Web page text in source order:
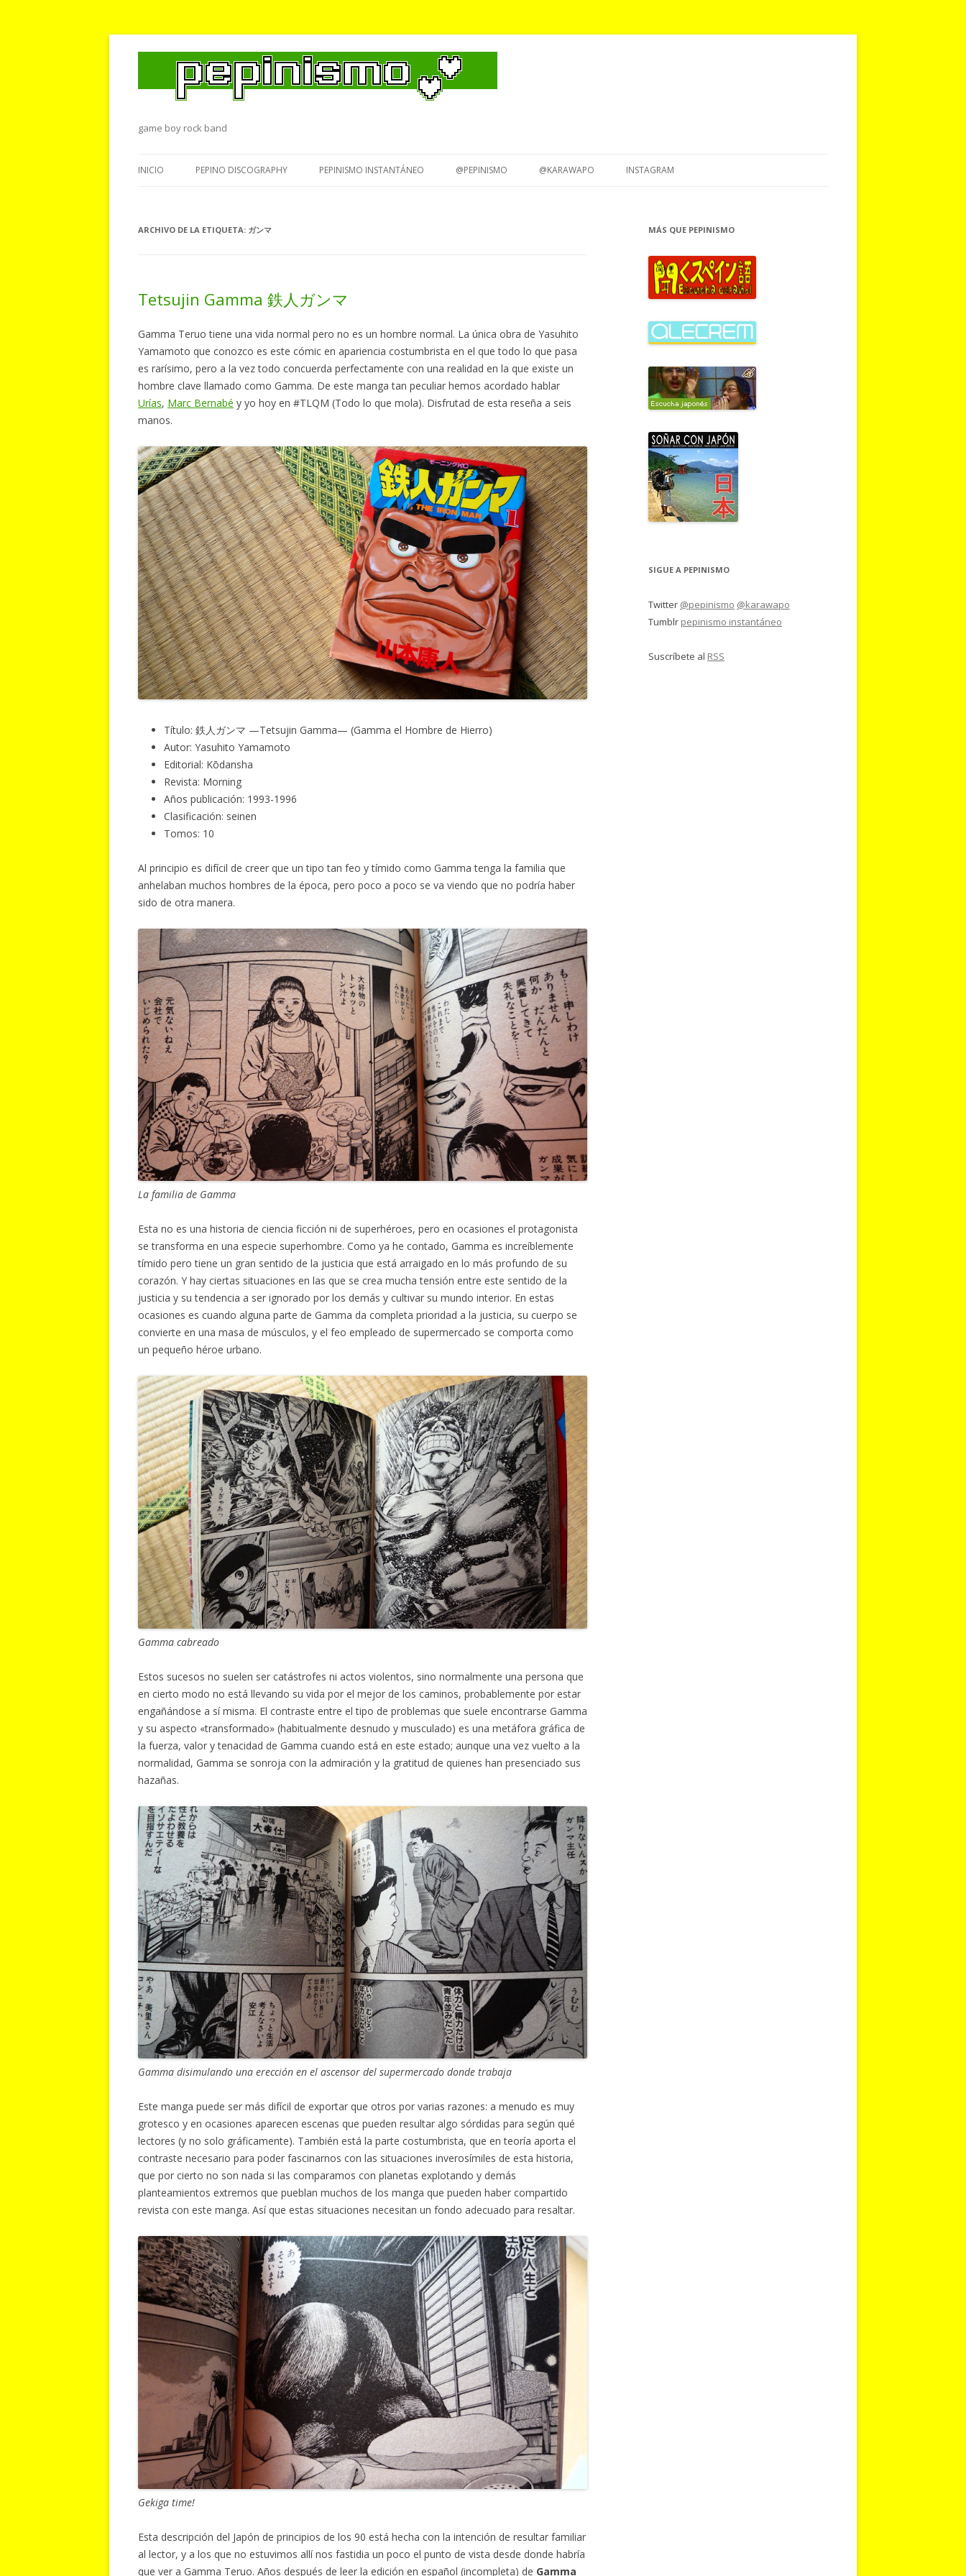
game boy rock band
al
INICIO PEPINO DISCOGRAPHY PEPINISMO INSTANTÁNEO @PEPINISMO @KARAWAPO INSTAGRAM
ARCHIVO DE LA ETIQUETA: ガンマ
Tetsujin Gamma 鉄人ガンマ
Gamma Teruo tiene una vida normal pero no es un hombre normal. La única obra de Yasuhito
Yamamoto que conozco es este cómic en apariencia costumbrista en el que todo lo que pasa
es rarísimo, pero a la vez todo concuerda perfectamente con una realidad en la que existe un
hombre clave llamado como Gamma. De este manga tan peculiar hemos acordado hablar
Urías, Marc Bernabé y yo hoy en #TLQM (Todo lo que mola). Disfrutad de esta reseña a seis
manos.
Título: 鉄人ガンマ —Tetsujin Gamma— (Gamma el Hombre de Hierro)
Autor: Yasuhito Yamamoto
Editorial: Kōdansha
Revista: Morning
Años publicación: 1993-1996
Clasificación: seinen
Tomos: 10
Al principio es difícil de creer que un tipo tan feo y tímido como Gamma tenga la familia que
anhelaban muchos hombres de la época, pero poco a poco se va viendo que no podría haber
sido de otra manera.
La familia de Gamma
Esta no es una historia de ciencia ficción ni de superhéroes, pero en ocasiones el protagonista
se transforma en una especie superhombre. Como ya he contado, Gamma es increíblemente
tímido pero tiene un gran sentido de la justicia que está arraigado en lo más profundo de su
corazón. Y hay ciertas situaciones en las que se crea mucha tensión entre este sentido de la
justicia y su tendencia a ser ignorado por los demás y cultivar su mundo interior. En estas
ocasiones es cuando alguna parte de Gamma da completa prioridad a la justicia, su cuerpo se
convierte en una masa de músculos, y el feo empleado de supermercado se comporta como
un pequeño héroe urbano.
Gamma cabreado
Estos sucesos no suelen ser catástrofes ni actos violentos, sino normalmente una persona que
en cierto modo no está llevando su vida por el mejor de los caminos, probablemente por estar
engañándose a sí misma. El contraste entre el tipo de problemas que suele encontrarse Gamma
y su aspecto «transformado» (habitualmente desnudo y musculado) es una metáfora gráfica de
la fuerza, valor y tenacidad de Gamma cuando está en este estado; aunque una vez vuelto a la
normalidad, Gamma se sonroja con la admiración y la gratitud de quienes han presenciado sus
hazañas.
Gamma disimulando una erección en el ascensor del supermercado donde trabaja
Este manga puede ser más difícil de exportar que otros por varias razones: a menudo es muy
grotesco y en ocasiones aparecen escenas que pueden resultar algo sórdidas para según qué
lectores (y no solo gráficamente). También está la parte costumbrista, que en teoría aporta el
contraste necesario para poder fascinarnos con las situaciones inverosímiles de esta historia,
que por cierto no son nada si las comparamos con planetas explotando y demás
planteamientos extremos que pueblan muchos de los manga que pueden haber compartido
revista con este manga. Así que estas situaciones necesitan un fondo adecuado para resaltar.
Gekiga time!
Esta descripción del Japón de principios de los 90 está hecha con la intención de resultar familiar
al lector, y a los que no estuvimos allí nos fastidia un poco el punto de vista desde donde habría
que ver a Gamma Teruo. Años después de leer la edición en español (incompleta) de Gamma
MÁS QUE PEPINISMO
SIGUE A PEPINISMO
Twitter @pepinismo @karawapo
Tumblr pepinismo instantáneo
Suscríbete al RSS